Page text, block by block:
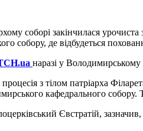
соборі закінчилася урочиста
собору, де відбудеться
наразі у Володимирському
з тілом патріарха
кафедрального собору.
Євстратій,